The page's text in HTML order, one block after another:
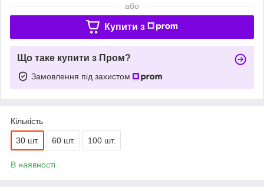
або
Купити з
Що таке купити з Пром?
Замовлення під захистом
Кількість
30 шт. 60 шт. 100 шт.
В наявності